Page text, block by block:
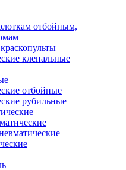
отбойным,
клепальные
отбойные
рубильные